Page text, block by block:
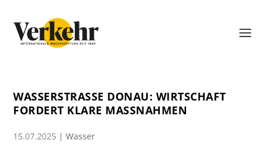
WASSERSTRASSE DONAU: WIRTSCHAFT F
ORDERT KLARE MASSNAHMEN
15.07.2025 |Wasser